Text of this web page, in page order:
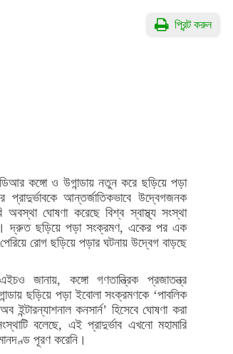
কঙ্গো ও উগান্ডায় নতুন করে ছড়িয়ে পড়া
প্রাদুর্ভাবকে আন্তর্জাতিকভাবে উদ্বেগজনক
অবস্থা ঘোষণা করেছে বিশ্ব স্বাস্থ্য সংস্থা
দ্রুত ছড়িয়ে পড়া সংক্রমণ, একের পর এক
রোগ ছড়িয়ে পড়ার ঘটনায় উদ্বেগ বাড়ছে
জানায়, কঙ্গো গণতান্ত্রিক প্রজাতন্ত্র
ছড়িয়ে পড়া ইবোলা সংক্রমণকে ‘পাবলিক
ইন্টারন্যাশনাল কনসার্ন’ হিসেবে ঘোষণা করা
বলেছে, এই প্রাদুর্ভাব এখনো মহামারি
পূরণ করেনি।
প্রিন্ট করুন